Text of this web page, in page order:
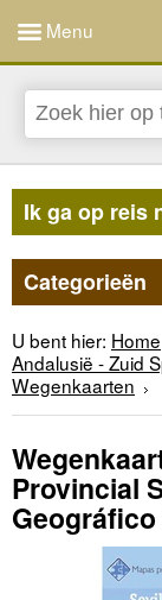
Menu
Ik ga op reis
Categorieën
U bent hier: Home
Andalusië - Zuid
Wegenkaarten
Provincial